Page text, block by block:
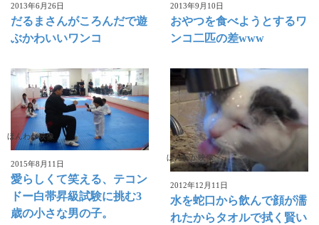
2013年6月26日
だるまさんがころんだで遊
ぶかわいいワンコ
2013年9月10日
おやつを食べようとするワ
ンコ二匹の差www
ほんわか映像
2015年8月11日
愛らしくて笑える、テコン
ドー白帯昇級試験に挑む3
歳の小さな男の子。
ほんわか映像
2012年12月11日
水を蛇口から飲んで顔が濡
れたからタオルで拭く賢い